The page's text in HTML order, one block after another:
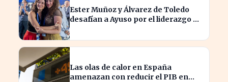
Ester Muñoz y Álvarez de Toledo
desafían a Ayuso por el liderazgo de
Las olas de calor en España
amenazan con reducir el PIB en